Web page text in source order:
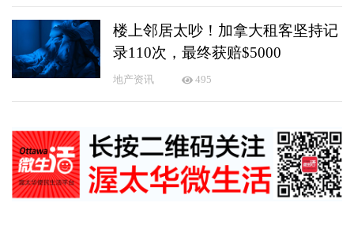
楼上邻居太吵！加拿大租客坚持记
录110次，最终获赔$5000
地产资讯 495